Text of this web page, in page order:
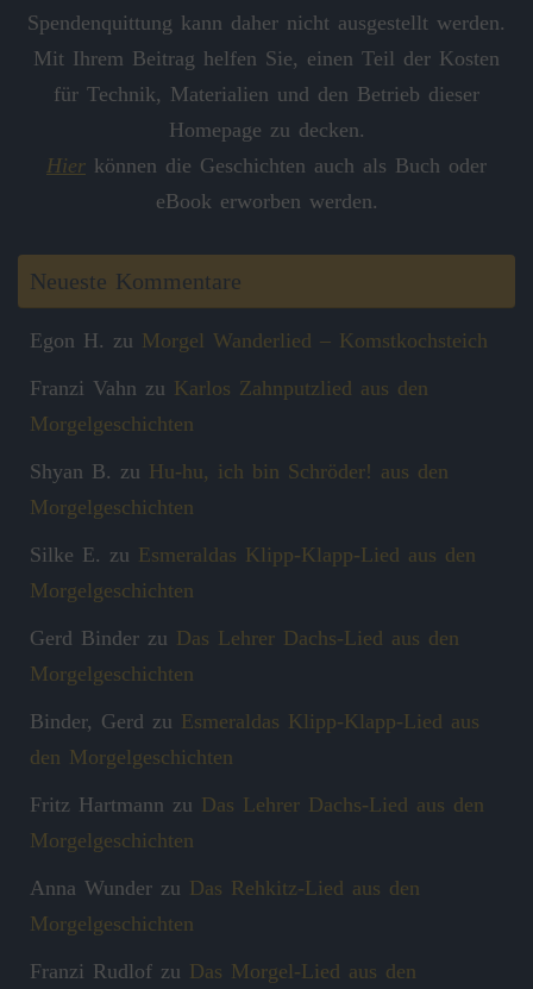
Spendenquittung kann daher nicht ausgestellt werden.
Mit Ihrem Beitrag helfen Sie, einen Teil der Kosten
für Technik, Materialien und den Betrieb dieser
Homepage zu decken.
Hier können die Geschichten auch als Buch oder
eBook erworben werden.
Neueste Kommentare
Egon H. zu Morgel Wanderlied – Komstkochsteich
Franzi Vahn zu Karlos Zahnputzlied aus den
Morgelgeschichten
Shyan B. zu Hu-hu, ich bin Schröder! aus den
Morgelgeschichten
Silke E. zu Esmeraldas Klipp‑Klapp‑Lied aus den
Morgelgeschichten
Gerd Binder zu Das Lehrer Dachs-Lied aus den
Morgelgeschichten
Binder, Gerd zu Esmeraldas Klipp‑Klapp‑Lied aus
den Morgelgeschichten
Fritz Hartmann zu Das Lehrer Dachs-Lied aus den
Morgelgeschichten
Anna Wunder zu Das Rehkitz-Lied aus den
Morgelgeschichten
Franzi Rudlof zu Das Morgel-Lied aus den